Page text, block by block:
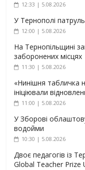
12:33 | 5.08.2026
У Тернополі
12:00 | 5.08.2026
На Тернопільщині
заборонених місцях
11:30 | 5.08.2026
«Нинішня табличка
ініціювали
11:00 | 5.08.2026
У Зборові
водойми
10:30 | 5.08.2026
Двоє педагогів із
Global Teacher Prize